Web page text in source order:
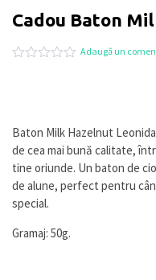
Cadou Baton
pe
a
evaluări
la
clienți
Adaugă un
Baton Milk Hazelnut
de cea mai bună calitate,
tine oriunde. Un baton de
de alune, perfect pentru
special.
Gramaj: 50g.